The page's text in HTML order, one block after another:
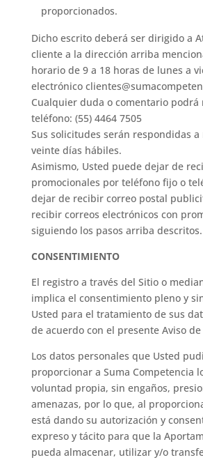
proporcionados.
Dicho escrito deberá ser dirigido a
cliente a la dirección arriba
horario de 9 a 18 horas de lunes a
electrónico
Cualquier duda o comentario podrá
teléfono: (55) 4464 7505
Sus solicitudes serán respondidas
veinte días hábiles.
Asimismo, Usted puede dejar de
promocionales por teléfono fijo o
dejar de recibir correo postal
recibir correos electrónicos con
siguiendo los pasos arriba descritos.
CONSENTIMIENTO
El registro a través del Sitio o
implica el consentimiento pleno y
Usted para el tratamiento de sus
de acuerdo con el presente Aviso
Los datos personales que Usted
proporcionar a Suma Competencia
voluntad propia, sin engaños,
amenazas, por lo que, al
está dando su autorización y
expreso y tácito para que la
pueda almacenar, utilizar y/o